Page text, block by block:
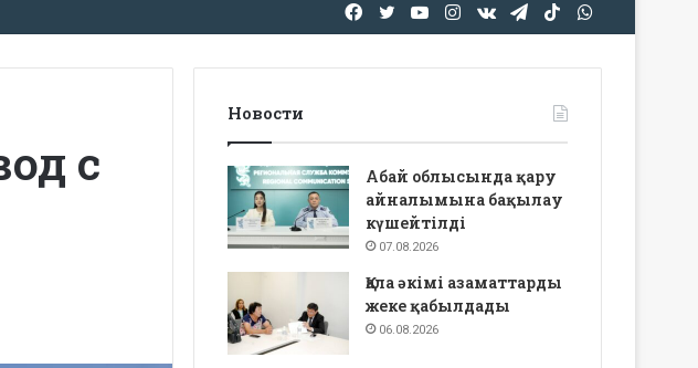
TikTok
Telegram
vk.com
Instagram
YouTube
Twitter
Facebook
с
Новости
Абай облысында қару
айналымына бақылау
күшейтілді
07.08.2026
Қала әкімі азаматтарды
жеке қабылдады
06.08.2026